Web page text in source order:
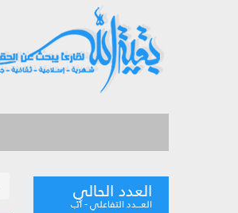
العدد الحالي
العـــدد التفاعلي - آب